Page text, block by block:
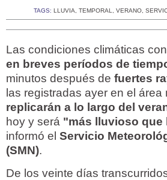
TAGS: LLUVIA, TEMPORAL, VERANO,
Las condiciones climáticas con
en breves períodos de
minutos después de fuertes
las registradas ayer en el área
replicarán a lo largo del
hoy y será "más lluvioso que
informó el Servicio
(SMN).
De los veinte días